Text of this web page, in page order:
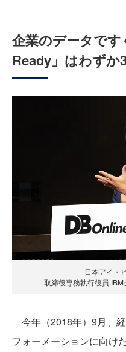
企業のデータで
Ready」はわずか
日本アイ・
取締役専務執行役員
今年（2018年）9月、
フォーメーションに向け